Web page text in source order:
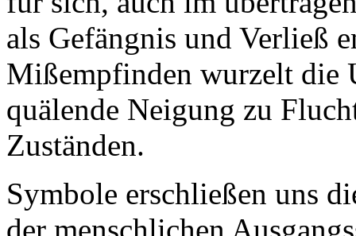
als Gefängnis und Verließ
Mißempfinden wurzelt die
quälende Neigung zu
Zuständen.
Symbole erschließen uns
der menschlichen